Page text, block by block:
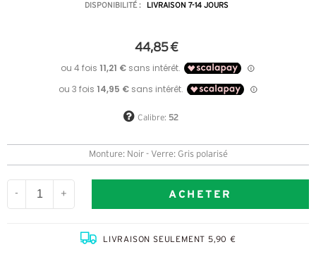
DISPONIBILITÉ : LIVRAISON 7-14 JOURS
44,85 €
Calibre: 52
Monture: Noir - Verre: Gris polarisé
- + ACHETER
LIVRAISON SEULEMENT 5,90 €